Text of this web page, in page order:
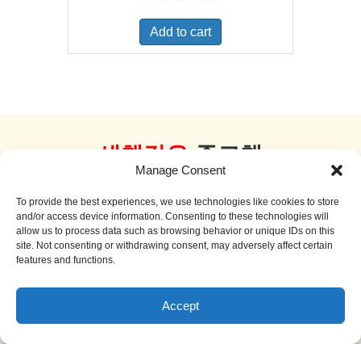
Manage Consent
To provide the best experiences, we use technologies like cookies to store
and/or access device information. Consenting to these technologies will
allow us to process data such as browsing behavior or unique IDs on this
site. Not consenting or withdrawing consent, may adversely affect certain
features and functions.
Accept
was:
$450.00.
is:
Add to cart
새책같은 중고책
더 보기
Sale!